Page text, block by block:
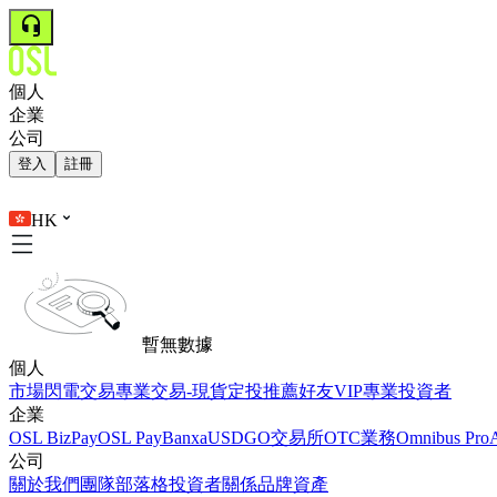
個人
企業
公司
登入 註冊
HK
暫無數據
個人
市場閃電交易專業交易-現貨定投推薦好友VIP專業投資者
企業
OSL BizPayOSL PayBanxaUSDGO交易所OTC業務Omnibus Pro
公司
關於我們 團隊部落格投資者關係品牌資產